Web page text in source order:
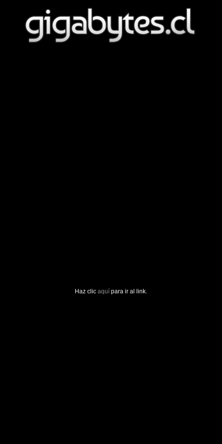
Haz clic aquí para ir al link.